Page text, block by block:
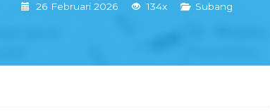
26 Februari 2026 134x Subang